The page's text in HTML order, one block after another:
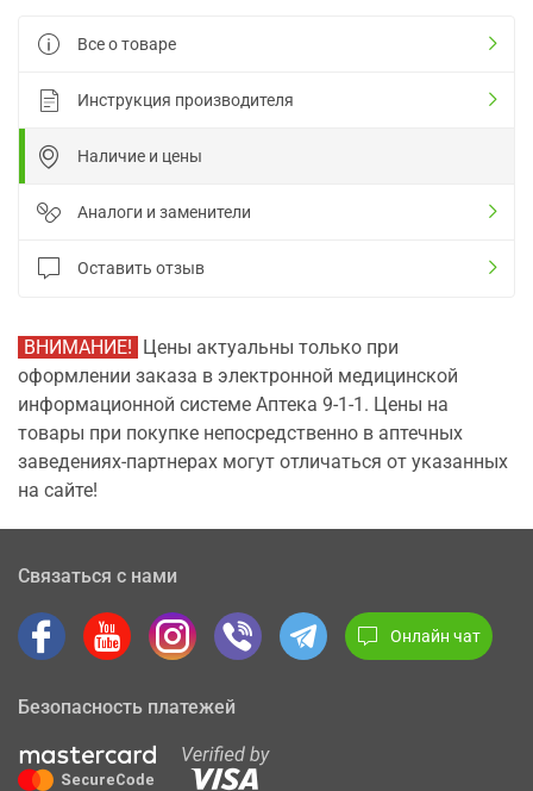
Все о товаре
Инструкция производителя
Наличие и цены
Аналоги и заменители
Оставить отзыв
ВНИМАНИЕ! Цены актуальны только при
оформлении заказа в электронной медицинской
информационной системе Аптека 9-1-1. Цены на
товары при покупке непосредственно в аптечных
заведениях-партнерах могут отличаться от указанных
на сайте!
Связаться с нами
Онлайн чат
Безопасность платежей